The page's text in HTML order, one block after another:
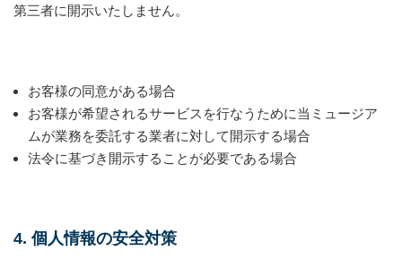
第三者に開示いたしません。
お客様の同意がある場合
お客様が希望されるサービスを行なうために当ミュージア
ムが業務を委託する業者に対して開示する場合
法令に基づき開示することが必要である場合
4. 個人情報の安全対策